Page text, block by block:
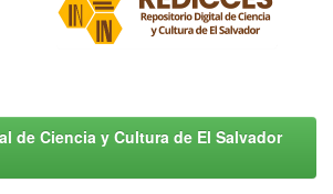
de Ciencia y Cultura de El Salvador